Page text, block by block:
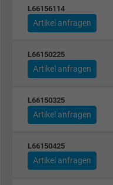
L66156114
Artikel anfragen
L66150225
Artikel anfragen
L66150325
Artikel anfragen
L66150425
Artikel anfragen